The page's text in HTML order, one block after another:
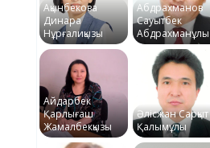
Ақынбекова
Динара
Нұрғалиқызы
Абдрахманов
Сауытбек
Абдрахманұлы
Айдарбек
Қарлығаш
Жамалбекқызы
Әлісжан Сарқыт
Қалымұлы